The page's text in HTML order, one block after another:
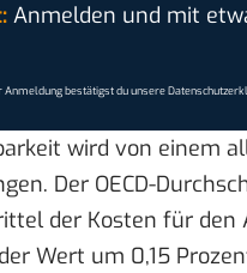
Anmelden und mit
Anmeldung bestätigst du unsere
wird von einem
Der OECD-
der Kosten für
Wert um 0,15